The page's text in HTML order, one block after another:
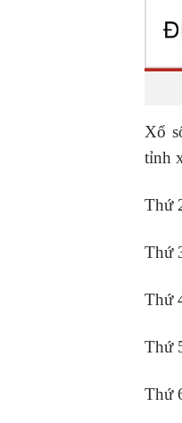
Xổ
tỉnh
Thứ
Thứ
Thứ
Thứ
Thứ